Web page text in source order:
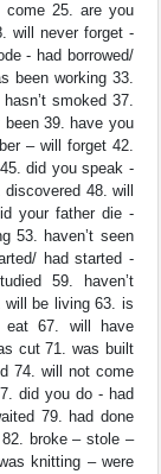
25. are you
will never forget -
- had borrowed/
been working 33.
smoked 37.
39. have you
– will forget 42.
did you speak -
48. will
your father die -
53. haven’t seen
had started -
59. haven’t
will be living 63. is
eat 67. will have
cut 71. was built
74. will not come
did you do - had
79. had done
broke – stole –
knitting – were